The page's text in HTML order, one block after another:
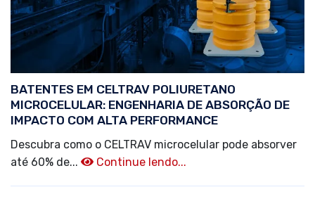
BATENTES EM CELTRAV POLIURETANO
MICROCELULAR: ENGENHARIA DE ABSORÇÃO DE
IMPACTO COM ALTA PERFORMANCE
Descubra como o CELTRAV microcelular pode absorver
até 60% de...
Continue lendo...